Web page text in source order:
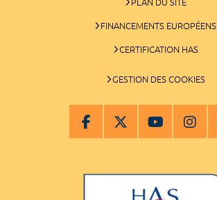
FINANCEMENTS EUROPÉENS
CERTIFICATION HAS
GESTION DES COOKIES